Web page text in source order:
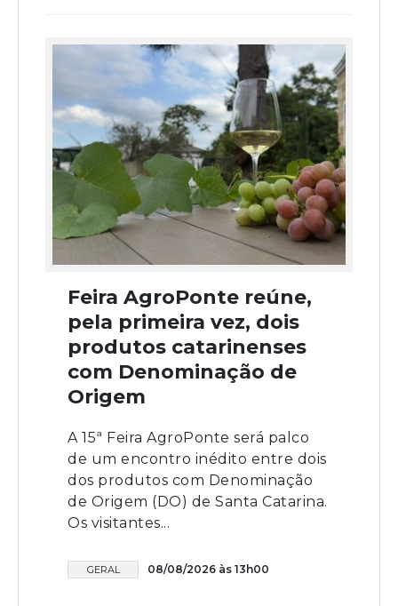
Feira AgroPonte reúne,
pela primeira vez, dois
produtos catarinenses
com Denominação de
Origem
A 15ª Feira AgroPonte será palco
de um encontro inédito entre dois
dos produtos com Denominação
de Origem (DO) de Santa Catarina.
Os visitantes...
GERAL 08/08/2026 às 13h00